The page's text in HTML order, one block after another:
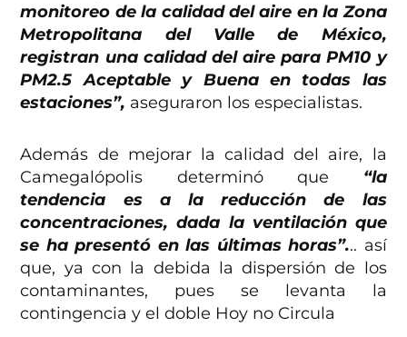
monitoreo de la calidad del aire en la Zona
Metropolitana del Valle de México,
registran una calidad del aire para PM10 y
PM2.5 Aceptable y Buena en todas las
estaciones”, aseguraron los especialistas.
Además de mejorar la calidad del aire, la
Camegalópolis determinó que “la
tendencia es a la reducción de las
concentraciones, dada la ventilación que
se ha presentó en las últimas horas”... así
que, ya con la debida la dispersión de los
contaminantes, pues se levanta la
contingencia y el doble Hoy no Circula